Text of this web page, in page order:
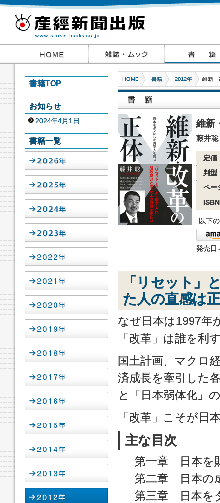
書籍TOP
お知らせ
2024年4月1日
書籍一覧
HOME 書籍 2012年 維新
維新
藤井
定価
判型
ペー
ISBN
以下
発売日
「リセット」
た人の直感は
なぜ日本は1997年
「改革」は誰を利
国土計画、マクロ
済成長を牽引した
と「日本弱体化」
「改革」こそが日
主な目次
第一章 日本を
第二章 日本の
第三章 日本を